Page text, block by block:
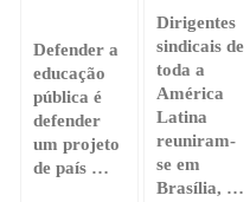
Defender a
educação
pública é
defender
um projeto
de país …
Dirigentes
sindicais de
toda a
América
Latina
reuniram-
se em
Brasília, …